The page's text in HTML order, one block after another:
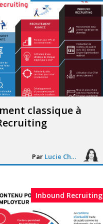
classique à
Par Lucie Chesné
Inbound Recruiting